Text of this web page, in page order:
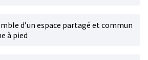
d’un espace partagé et commun
à pied